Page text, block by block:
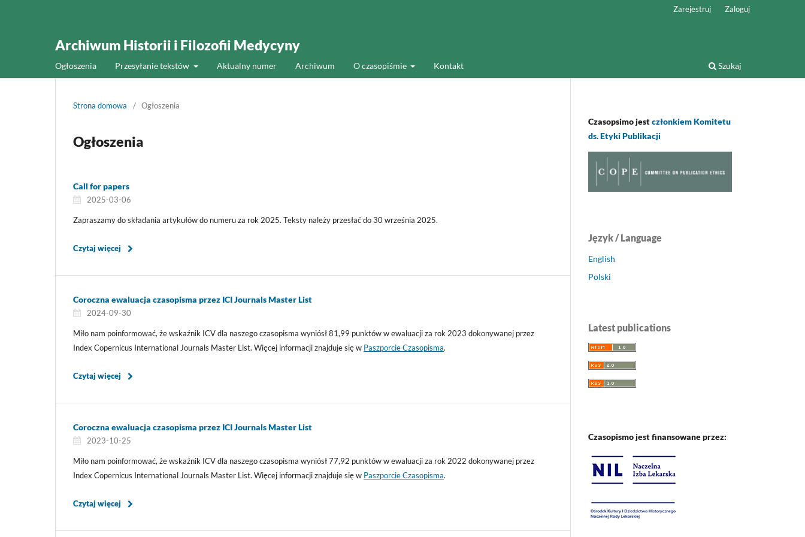
Archiwum Historii i Filozofii Medycyny
Ogłoszenia Przesyłanie tekstów Aktualny numer Archiwum O czasopiśmie Kontakt Szukaj
Zarejestruj Zaloguj
Strona domowa / Ogłoszenia
Ogłoszenia
Call for papers
2025-03-06
Zapraszamy do składania artykułów do numeru za rok 2025. Teksty należy przesłać do 30 września 2025.
Czytaj więcej
Coroczna ewaluacja czasopisma przez ICI Journals Master List
2024-09-30
Miło nam poinformować, że wskaźnik ICV dla naszego czasopisma wyniósł 81,99 punktów w ewaluacji za rok 2023 dokonywanej przez
Index Copernicus International Journals Master List. Więcej informacji znajduje się w Paszporcie Czasopisma.
Czytaj więcej
Coroczna ewaluacja czasopisma przez ICI Journals Master List
2023-10-25
Miło nam poinformować, że wskaźnik ICV dla naszego czasopisma wyniósł 77,92 punktów w ewaluacji za rok 2022 dokonywanej przez
Index Copernicus International Journals Master List. Więcej informacji znajduje się w Paszporcie Czasopisma.
Czytaj więcej
Czasopsimo jestczłonkiem Komitetu
ds. Etyki Publikacji
Język / Language
English
Polski
Latest publications
Czasopismo jest finansowane przez: